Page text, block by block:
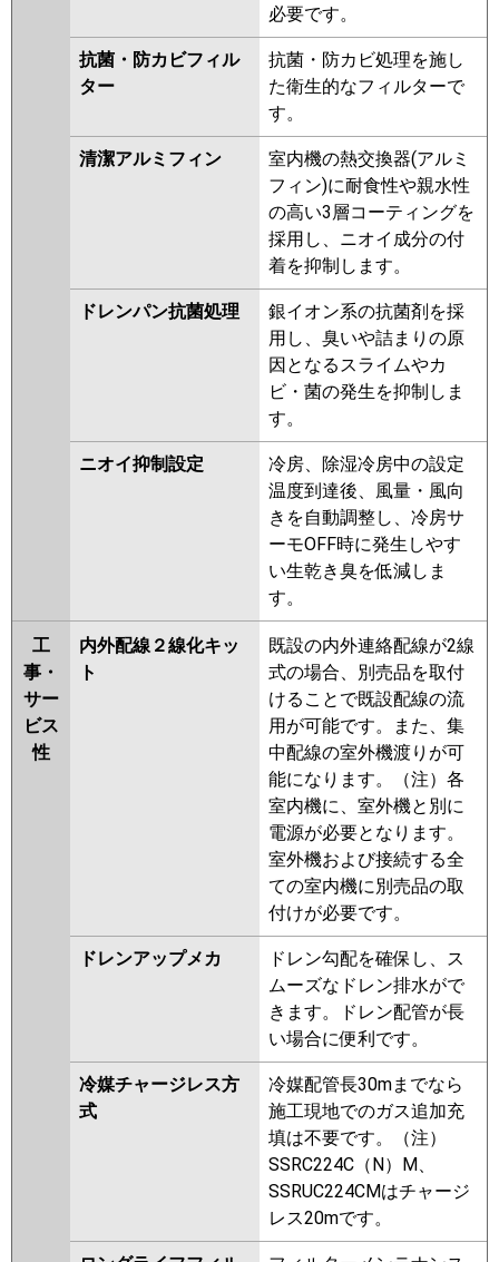
必要です。
抗菌・防カビフィル
ター
抗菌・防カビ処理を施し
た衛生的なフィルターで
す。
清潔アルミフィン
室内機の熱交換器(アルミ
フィン)に耐食性や親水性
の高い3層コーティングを
採用し、ニオイ成分の付
着を抑制します。
ドレンパン抗菌処理
銀イオン系の抗菌剤を採
用し、臭いや詰まりの原
因となるスライムやカ
ビ・菌の発生を抑制しま
す。
ニオイ抑制設定
冷房、除湿冷房中の設定
温度到達後、風量・風向
きを自動調整し、冷房サ
ーモOFF時に発生しやす
い生乾き臭を低減しま
す。
工
事・
サー
ビス
性
内外配線２線化キッ
ト
既設の内外連絡配線が2線
式の場合、別売品を取付
けることで既設配線の流
用が可能です。また、集
中配線の室外機渡りが可
能になります。（注）各
室内機に、室外機と別に
電源が必要となります。
室外機および接続する全
ての室内機に別売品の取
付けが必要です。
ドレンアップメカ
ドレン勾配を確保し、ス
ムーズなドレン排水がで
きます。ドレン配管が長
い場合に便利です。
冷媒チャージレス方
式
冷媒配管長30mまでなら
施工現地でのガス追加充
填は不要です。（注）
SSRC224C（N）M、
SSRUC224CMはチャージ
レス20mです。